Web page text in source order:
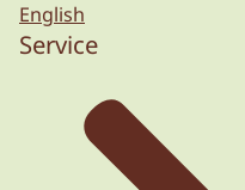
English
Service